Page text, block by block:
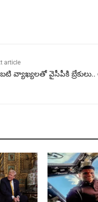
article
వ్యాఖ్యలతో వైసీపీకి బ్రేకులు..